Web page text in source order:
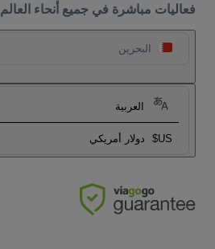
فعاليات مباشرة في جميع أنحاء العالم
البحرين
العربية
US$ دولار أمريكي